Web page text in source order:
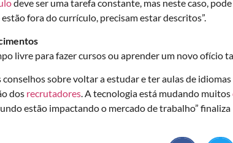
deve ser uma tarefa constante, mas neste caso,
fora do currículo, precisam estar descritos”.
livre para fazer cursos ou aprender um novo ofício
sobre voltar a estudar e ter aulas de
dos recrutadores. A tecnologia está mudando muitos
estão impactando o mercado de trabalho” finaliza